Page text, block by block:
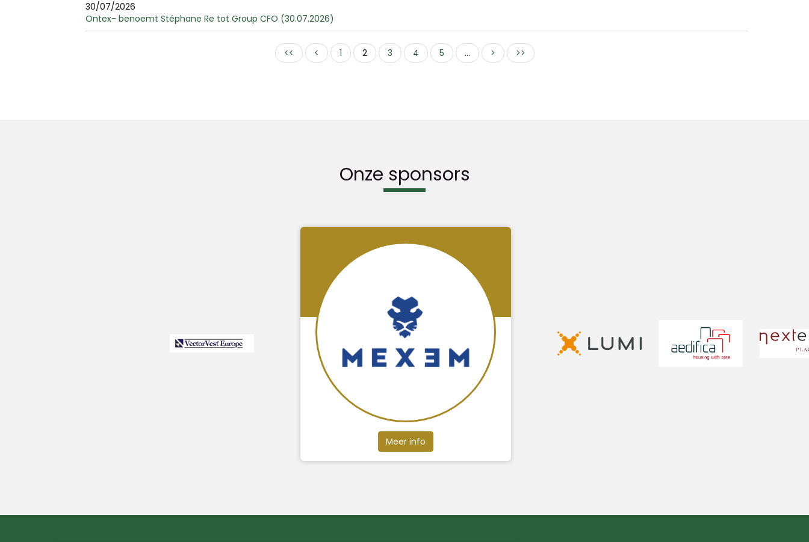
30/07/2026
Ontex- benoemt Stéphane Re tot Group CFO (30.07.2026)
<< < 1 2 3 4 5 ... > >>
Onze sponsors
Meer info